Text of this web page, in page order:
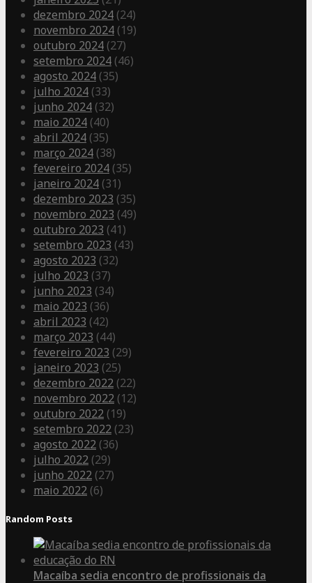
dezembro 2024 (24)
novembro 2024 (19)
outubro 2024 (27)
setembro 2024 (46)
agosto 2024 (35)
julho 2024 (33)
junho 2024 (32)
maio 2024 (40)
abril 2024 (35)
março 2024 (38)
fevereiro 2024 (35)
janeiro 2024 (31)
dezembro 2023 (35)
novembro 2023 (49)
outubro 2023 (41)
setembro 2023 (43)
agosto 2023 (32)
julho 2023 (37)
junho 2023 (34)
maio 2023 (36)
abril 2023 (42)
março 2023 (44)
fevereiro 2023 (29)
janeiro 2023 (25)
dezembro 2022 (22)
novembro 2022 (12)
outubro 2022 (19)
setembro 2022 (23)
agosto 2022 (36)
julho 2022 (29)
junho 2022 (27)
maio 2022 (6)
Random Posts
Macaíba sedia encontro de profissionais da